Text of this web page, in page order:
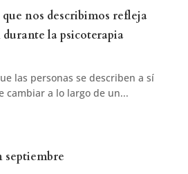
nos describimos refleja
la psicoterapia
las personas se describen a sí
cambiar a lo largo de un...
septiembre